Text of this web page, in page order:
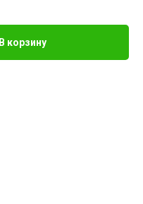
В корзину